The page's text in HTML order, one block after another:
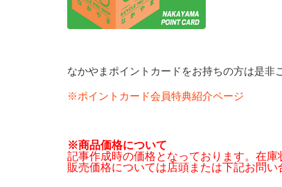
なかやまポイントカードをお持ちの方は是非
※ポイントカード会員特典紹介ページ
※商品価格について
記事作成時の価格となっております。在
販売価格については店頭または下記お問い